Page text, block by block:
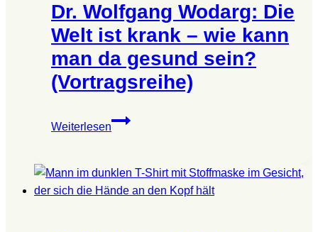
–
wie
kann
man
da
sein?
(Vortragsreihe)
Dr. Wolfgang Wodarg: Die
Welt ist krank – wie kann
man da gesund sein?
(Vortragsreihe)
Weiterlesen
Dr.
Die
Welt